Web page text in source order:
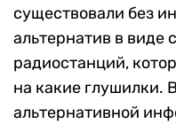
существовали без
альтернатив в виде
радиостанций,
на какие глушилки.
альтернативной